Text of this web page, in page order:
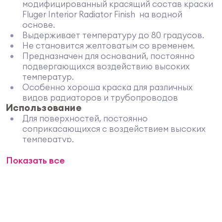
модифицированный красящий состав краски
Fluger Interior Radiator Finish на водной
основе.
Выдерживает температуру до 80 градусов.
Не становится желтоватым со временем.
Предназначен для оснований, постоянно
подвергающихся воздействию высоких
температур.
Особенно хороша краска для различных
видов радиаторов и трубопроводов
Использование
Для поверхностей, постоянно
соприкасающихся с воздействием высоких
температур.
труб.
Показать все